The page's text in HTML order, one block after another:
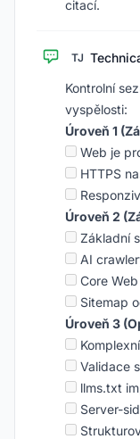
citací.
TJ
Kontrolní
vyspělosti:
Úroveň 1
Web je
HTTPS
Úroveň 2
Základní
AI
Core
Sitemap
Úroveň 3
Validace
llms.txt
Server-